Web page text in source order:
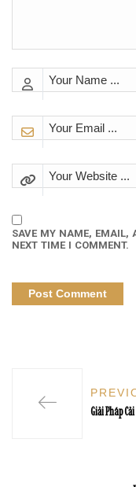
SAVE MY NAME, EMAIL,
NEXT TIME I COMMENT.
Giải Pháp